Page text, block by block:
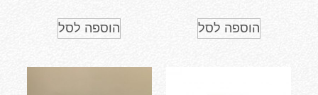
הוספה לסל הוספה לסל